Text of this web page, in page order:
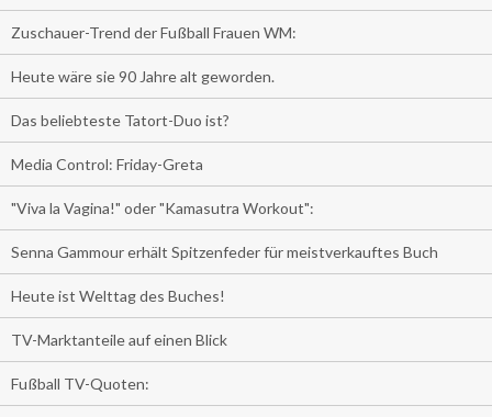
Zuschauer-Trend der Fußball Frauen WM:
Heute wäre sie 90 Jahre alt geworden.
Das beliebteste Tatort-Duo ist?
Media Control: Friday-Greta
"Viva la Vagina!" oder "Kamasutra Workout":
Senna Gammour erhält Spitzenfeder für meistverkauftes Buch
Heute ist Welttag des Buches!
TV-Marktanteile auf einen Blick
Fußball TV-Quoten: